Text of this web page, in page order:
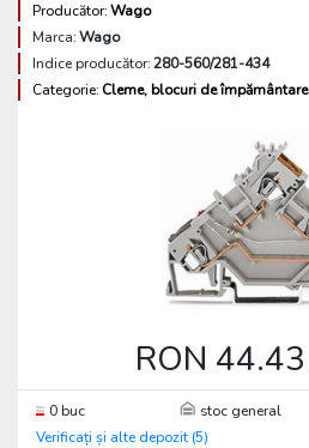
Producător:Wago
Marca:Wago
Indice producător:280-560/281-434
Categorie: Cleme, blocuri de împământare
RON 44.43
0 buc
stoc general
Verificați și alte depozit (5)